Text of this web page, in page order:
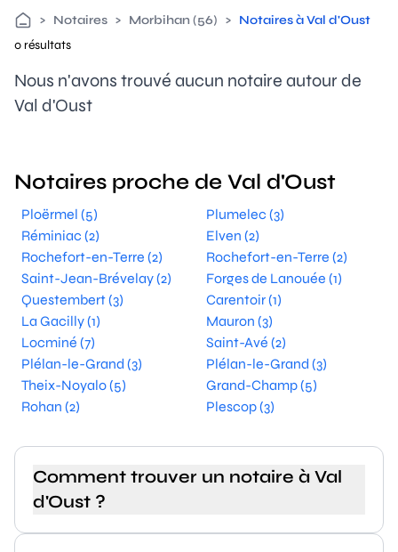
> Notaires > Morbihan (56) > Notaires à Val d'Oust
0 résultats
Nous n'avons trouvé aucun notaire autour de
Val d'Oust
Notaires proche de Val d'Oust
Ploërmel (5)
Plumelec (3)
Réminiac (2)
Elven (2)
Rochefort-en-Terre (2)
Rochefort-en-Terre (2)
Saint-Jean-Brévelay (2)
Forges de Lanouée (1)
Questembert (3)
Carentoir (1)
La Gacilly (1)
Mauron (3)
Locminé (7)
Saint-Avé (2)
Plélan-le-Grand (3)
Plélan-le-Grand (3)
Theix-Noyalo (5)
Grand-Champ (5)
Rohan (2)
Plescop (3)
Comment trouver un notaire à Val
d'Oust ?